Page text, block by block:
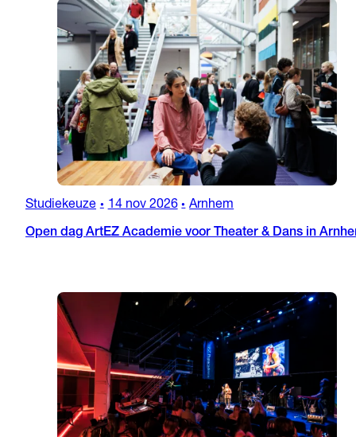
Studiekeuze • 14 nov 2026 • Arnhem
Open dag ArtEZ Academie voor Theater & Dans in